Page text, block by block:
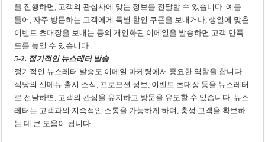
을 진행하면, 고객의 관심사에 맞는 정보를 전달할 수 있습니다. 예를
들어, 자주 방문하는 고객에게 특별 할인 쿠폰을 보내거나, 생일에 맞춘
이벤트 초대장을 보내는 등의 개인화된 이메일을 발송하면 고객 만족
도를 높일 수 있습니다.
5-2. 정기적인 뉴스레터 발송
정기적인 뉴스레터 발송도 이메일 마케팅에서 중요한 역할을 합니다.
식당의 신메뉴 출시 소식, 프로모션 정보, 이벤트 초대장 등을 뉴스레터
로 전달하면, 고객의 관심을 유지하고 방문을 유도할 수 있습니다. 뉴스
레터는 고객과의 지속적인 소통을 가능하게 하며, 충성 고객을 확보하
는 데 큰 도움이 됩니다.